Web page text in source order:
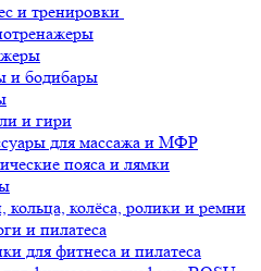
и тренировки
и бодибары
и гири
для массажа и МФР
пояса и лямки
кольца, колёса, ролики и ремни
и пилатеса
для фитнеса и пилатеса